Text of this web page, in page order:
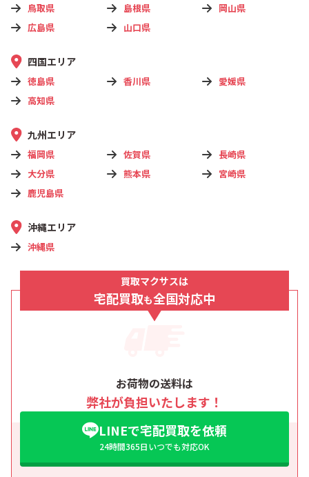
鳥取県 島根県
岡山県
広島県
山口県
四国エリア
徳島県 香川県
愛媛県
高知県
九州エリア
福岡県 佐賀県
長崎県
大分県
熊本県
宮崎県
鹿児島県
沖縄エリア
沖縄県
買取マクサスは
宅配買取も全国対応中
お荷物の送料は
弊社が負担いたします！
LINEで宅配買取を依頼
24時間365日いつでも対応OK